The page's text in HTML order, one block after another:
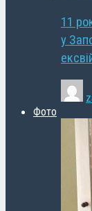
11
у
Фото